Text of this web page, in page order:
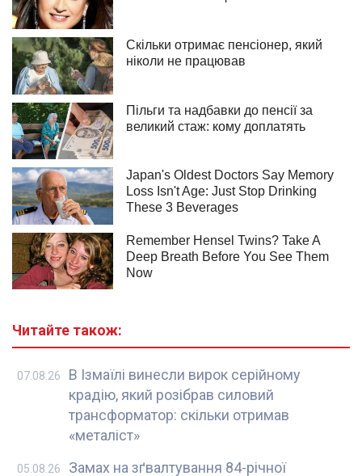
Читайте також:
В Ізмаїлі винесли вирок серійному
крадію, який розібрав силовий
трансформатор: скільки отримав
«металіст»
07.08.26
Замах на зґвалтування 84-річної
05.08.26